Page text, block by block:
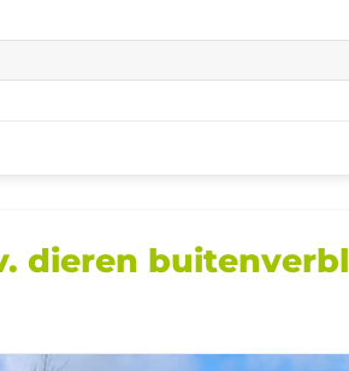
dieren